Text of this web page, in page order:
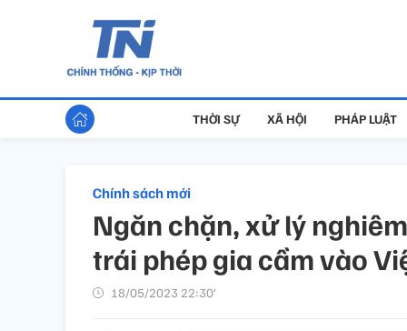
THỜI SỰ XÃ HỘI PHÁP LUẬT
Chính sách mới
Ngăn chặn, xử lý
trái phép gia cầm vào
18/05/2023 22:30’